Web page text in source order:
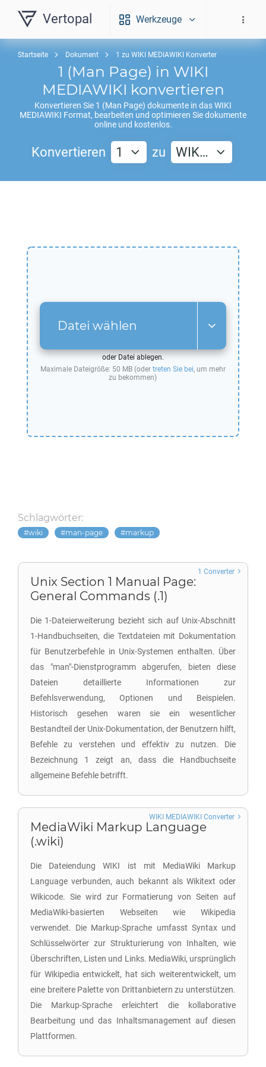
Vertopal Werkzeuge
Startseite Dokument 1 zu WIKI MEDIAWIKI Konverter
1 (Man Page) in WIKI
MEDIAWIKI konvertieren
Konvertieren Sie 1 (Man Page) dokumente in dasWIKI
MEDIAWIKI Format, bearbeiten und optimieren Sie dokumente
online und kostenlos.
Konvertieren 1 zu WIK…
Datei wählen
oder Datei ablegen.
Maximale Dateigröße: 50 MB (oder treten Sie bei, um mehr
zu bekommen)
Schlagwörter:
wiki man-page markup
Unix Section 1 Manual Page:
General Commands (.1)
Die 1-Dateierweiterung bezieht sich auf Unix-Abschnitt
1-Handbuchseiten, die Textdateien mit Dokumentation
für Benutzerbefehle in Unix-Systemen enthalten. Über
das "man"-Dienstprogramm abgerufen, bieten diese
Dateien detaillierte Informationen zur
Befehlsverwendung, Optionen und Beispielen.
Historisch gesehen waren sie ein wesentlicher
Bestandteil der Unix-Dokumentation, der Benutzern hilft,
Befehle zu verstehen und effektiv zu nutzen. Die
Bezeichnung 1 zeigt an, dass die Handbuchseite
allgemeine Befehle betrifft.
1 Converter
MediaWiki Markup Language
(.wiki)
Die Dateiendung WIKI ist mit MediaWiki Markup
Language verbunden, auch bekannt als Wikitext oder
Wikicode. Sie wird zur Formatierung von Seiten auf
MediaWiki-basierten Webseiten wie Wikipedia
verwendet. Die Markup-Sprache umfasst Syntax und
Schlüsselwörter zur Strukturierung von Inhalten, wie
Überschriften, Listen und Links. MediaWiki, ursprünglich
für Wikipedia entwickelt, hat sich weiterentwickelt, um
eine breitere Palette von Drittanbietern zu unterstützen.
Die Markup-Sprache erleichtert die kollaborative
Bearbeitung und das Inhaltsmanagement auf diesen
Plattformen.
WIKI MEDIAWIKI Converter